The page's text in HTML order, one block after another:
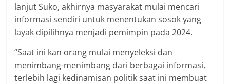
lanjut Suko, akhirnya masyarakat mulai mencari
informasi sendiri untuk menentukan sosok yang
layak dipilihnya menjadi pemimpin pada 2024.
“Saat ini kan orang mulai menyeleksi dan
menimbang-menimbang dari berbagai informasi,
terlebih lagi kedinamisan politik saat ini membuat